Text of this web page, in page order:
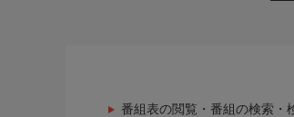
番組表の閲覧・番組の検索・